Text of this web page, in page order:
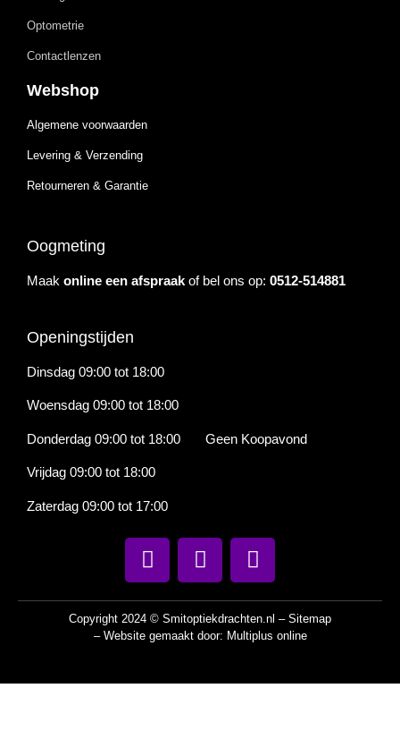
Optometrie
Contactlenzen
Webshop
Algemene voorwaarden
Levering & Verzending
Retourneren & Garantie
Oogmeting
Maak online een afspraak of bel ons op: 0512-514881
Openingstijden
Dinsdag 09:00 tot 18:00
Woensdag 09:00 tot 18:00
Donderdag 09:00 tot 18:00 Geen Koopavond
Vrijdag 09:00 tot 18:00
Zaterdag 09:00 tot 17:00
Copyright 2024 © Smitoptiekdrachten.nl – Sitemap
– Website gemaakt door: Multiplus online